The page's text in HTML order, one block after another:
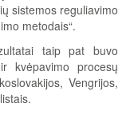
sistemos reguliavimo
metodais“.
taip pat buvo
kvėpavimo procesų
Vengrijos,